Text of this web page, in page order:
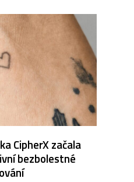
CipherX začala
bezbolestné